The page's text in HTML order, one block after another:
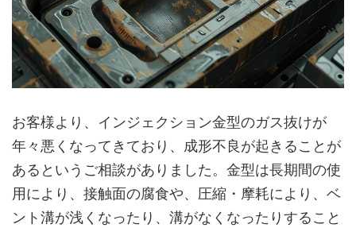
お客様より、インジェクション金型のガス抜けが
年々悪くなってきており、成形不良が起きることが
あるというご相談がありました。金型は長期間の使
用により、接触面の腐食や、圧縮・摩耗により、ベ
ント溝が浅くなったり、溝がなくなったりすること